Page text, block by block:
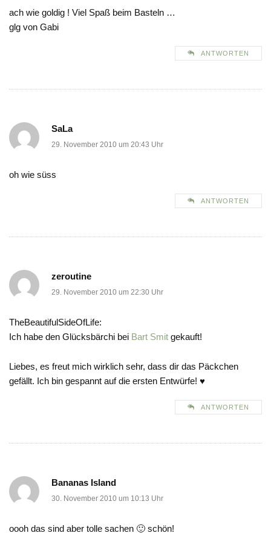
ach wie goldig ! Viel Spaß beim Basteln …
glg von Gabi
ANTWORTEN
SaLa
29. November 2010 um 20:43 Uhr
oh wie süss
ANTWORTEN
zeroutine
29. November 2010 um 22:30 Uhr
TheBeautifulSideOfLife:
Ich habe den Glücksbärchi bei Bart Smit gekauft!
Liebes, es freut mich wirklich sehr, dass dir das Päckchen
gefällt. Ich bin gespannt auf die ersten Entwürfe! ♥
ANTWORTEN
Bananas Island
30. November 2010 um 10:13 Uhr
oooh das sind aber tolle sachen 🙂 schön!